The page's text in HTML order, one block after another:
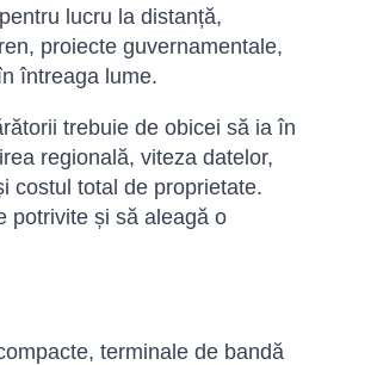
lucru la distanță,
proiecte guvernamentale,
întreaga lume.
trebuie de obicei să ia în
regională, viteza datelor,
costul total de proprietate.
potrivite și să aleagă o
terminale de bandă